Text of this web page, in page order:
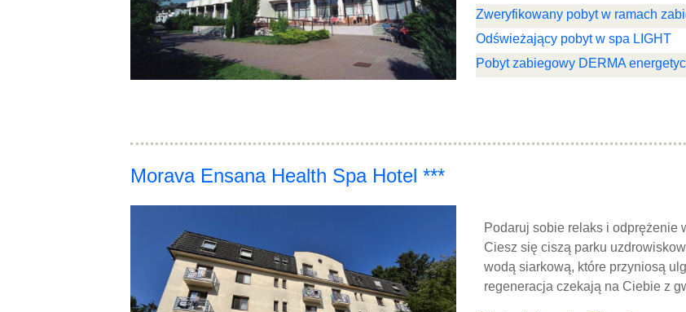
Zweryfikowany pobyt w ramach
Odświeżający pobyt w spa LIGHT
Pobyt zabiegowy DERMA
Morava Ensana Health Spa Hotel ***
Podaruj sobie relaks i odprężenie
Ciesz się ciszą parku
wodą siarkową, które przyniosą
regeneracja czekają na Ciebie z